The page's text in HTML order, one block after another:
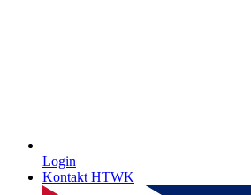
Login
Kontakt HTWK